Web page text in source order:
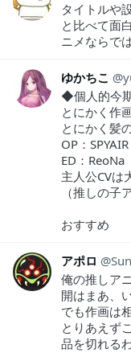
タイトルや
と比べて面
ニメならでは
ゆかちこ
◆個人的今
とにかく作
とにかく髪
OP：SPYAIR
ED：ReoNa
主人公CVは
（推しの子
おすすめ
アポロ
俺の推しア
開はまあ、
でも作画は
とりあえず
品を切れる